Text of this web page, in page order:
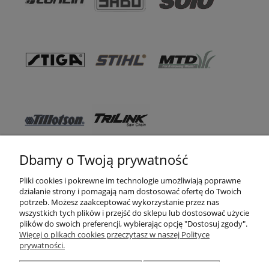
Pomoc
WSO TEXAS
Moje konto
Dbamy o Twoją prywatność
Pliki cookies i pokrewne im technologie umożliwiają poprawne
działanie strony i pomagają nam dostosować ofertę do Twoich
potrzeb. Możesz zaakceptować wykorzystanie przez nas
wszystkich tych plików i przejść do sklepu lub dostosować użycie
plików do swoich preferencji, wybierając opcję "Dostosuj zgody".
Więcej o plikach cookies przeczytasz w naszej Polityce
prywatności.